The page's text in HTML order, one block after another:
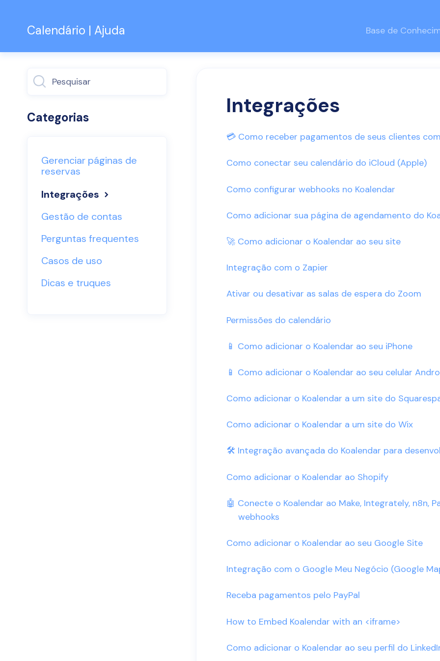
Calendário | Ajuda Base de
Integrações
💳 Como receber pagamentos de seus clientes
Como conectar seu calendário do iCloud (Apple)
Como configurar webhooks no Koalendar
Como adicionar sua página de agendamento do
🚀 Como adicionar o Koalendar ao seu site
Integração com o Zapier
Ativar ou desativar as salas de espera do Zoom
Permissões do calendário
📱 Como adicionar o Koalendar ao seu iPhone
📱 Como adicionar o Koalendar ao seu celular
Como adicionar o Koalendar a um site do
Como adicionar o Koalendar a um site do Wix
🛠️ Integração avançada do Koalendar para
Como adicionar o Koalendar ao Shopify
🤖 Conecte o Koalendar ao Make, Integrately, n8n,
webhooks
Como adicionar o Koalendar ao seu Google Site
Integração com o Google Meu Negócio (Google
Receba pagamentos pelo PayPal
How to Embed Koalendar with an <iframe>
Como adicionar o Koalendar ao seu perfil do
Categorias
Gerenciar páginas de
reservas
Integrações
Gestão de contas
Perguntas frequentes
Casos de uso
Dicas e truques